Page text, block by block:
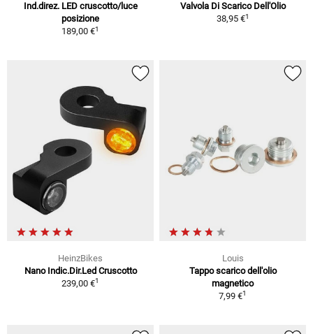
Ind.direz. LED cruscotto/luce
posizione
189,00 €1
Valvola Di Scarico Dell'Olio
38,95 €1
HeinzBikes
Nano Indic.Dir.Led Cruscotto
239,00 €1
Louis
Tappo scarico dell'olio
magnetico
7,99 €1